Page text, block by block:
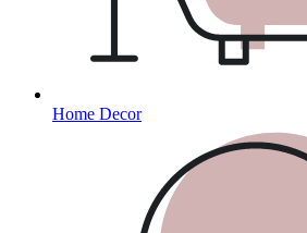
Home Decor